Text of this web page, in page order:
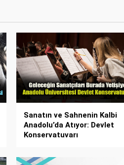
Sanatın ve Sahnenin Kalbi
Anadolu’da Atıyor: Devlet
Konservatuvarı